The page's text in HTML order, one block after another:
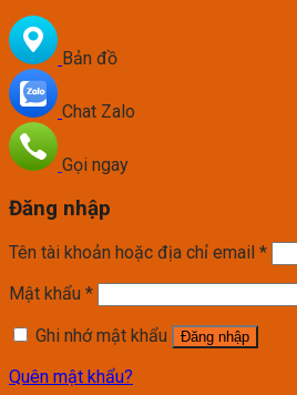
Bản đồ
Chat Zalo
Gọi ngay
Đăng nhập
Tên tài khoản hoặc địa chỉ email *
Mật khẩu *
Ghi nhớ mật khẩu
Đăng nhập
Quên mật khẩu?